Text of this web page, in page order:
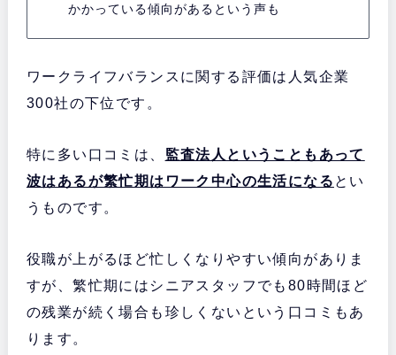
かかっている傾向があるという声も
ワークライフバランスに関する評価は人気企業
300社の下位です。
特に多い口コミは、 監査法人ということもあって
波はあるが繁忙期はワーク中心の生活になる とい
うものです。
役職が上がるほど忙しくなりやすい傾向がありま
すが、繁忙期にはシニアスタッフでも80時間ほど
の残業が続く場合も珍しくないという口コミもあ
ります。